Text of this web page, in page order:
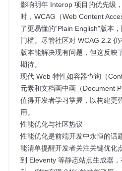
影响明年 Interop 项目的优先级
时，WCAG（Web Content
了更易懂的“Plain English”版本
门槛。尽管社区对 WCAG 2.2
版本能解决现有问题，但这反映
期待。
现代 Web 特性如容器查询（
元素和文档画中画（Document
值得开发者学习掌握，以构建更
用。
性能优化与社区热议
性能优化是前端开发中永恒的话
能清单提醒开发者关注关键优化
到 Eleventy 等静态站点生成器